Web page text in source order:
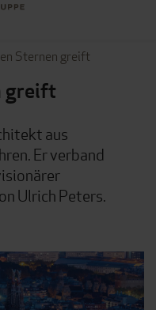
Sternen greift
greift
aus
Er verband
Ulrich Peters.